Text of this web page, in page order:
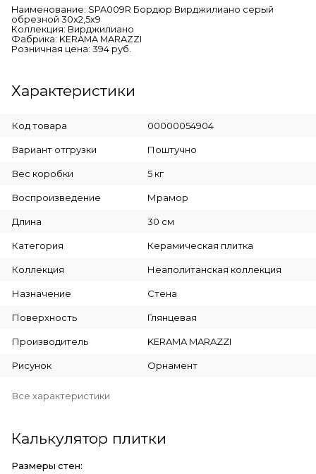
Наименование: SPA009R Бордюр Вирджилиано серый
обрезной 30х2,5х9
Коллекция: Вирджилиано
Фабрика: KERAMA MARAZZI
Розничная цена: 394 руб.
Характеристики
Код товара 00000054904
Вариант отгрузки Поштучно
Вес коробки 5 кг
Воспроизведение Мрамор
Длина 30 см
Категория Керамическая плитка
Коллекция Неаполитанская коллекция
Назначение Стена
Поверхность Глянцевая
Производитель KERAMA MARAZZI
Рисунок Орнамент
Все характеристики
Калькулятор плитки
Размеры стен: